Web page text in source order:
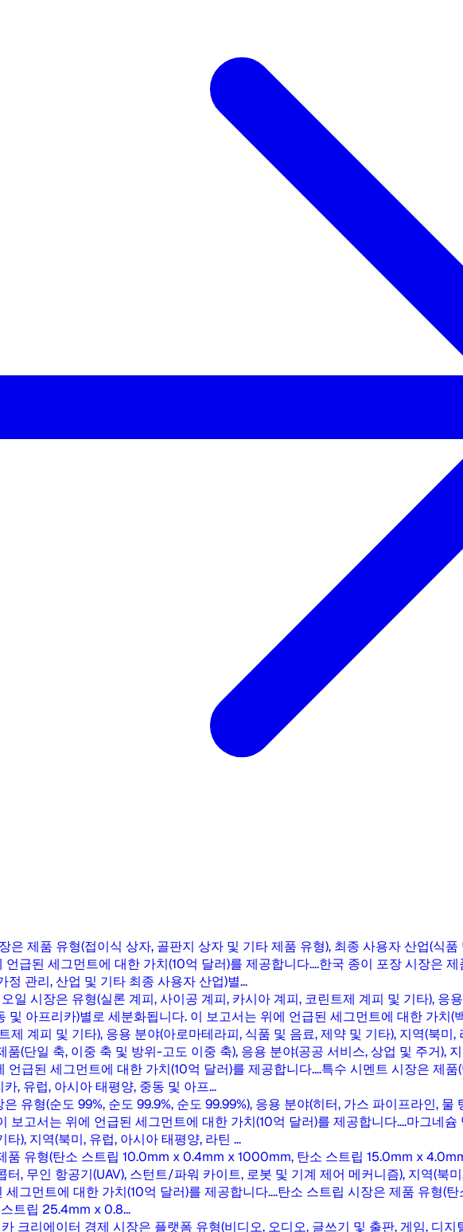
은 제품 유형(접이식 상자, 골판지 상자 및 기타 제품 유형), 최종 사용자 산업(식
급된 세그먼트에 대한 가치(10억 달러)를 제공합니다....한국 종이 포장 시장은
관리, 산업 및 기타 최종 사용자 산업)별...
일 시장은 유형(실론 계피, 사이공 계피, 카시아 계피, 코린트제 계피 및 기타), 응
및 아프리카)별로 세분화됩니다. 이 보고서는 위에 언급된 세그먼트에 대한 가치(
계피 및 기타), 응용 분야(아로마테라피, 식품 및 음료, 제약 및 기타), 지역(북미,
품(단일 축, 이중 축 및 방위-고도 이중 축), 응용 분야(공공 서비스, 상업 및 주거),
급된 세그먼트에 대한 가치(10억 달러)를 제공합니다....특수 시멘트 시장은 제
, 유럽, 아시아 태평양, 중동 및 아프...
유형(순도 99%, 순도 99.9%, 순도 99.99%), 응용 분야(히터, 가스 파이프라인, 물
고서는 위에 언급된 세그먼트에 대한 가치(10억 달러)를 제공합니다....마그네슘
), 지역(북미, 유럽, 아시아 태평양, 라틴 ...
품 유형(탄소 스트립 10.0mm x 0.4mm x 1000mm, 탄소 스트립 15.0mm x
, 무인 항공기(UAV), 스턴트/파워 카이트, 로봇 및 기계 제어 메커니즘), 지역(북
그먼트에 대한 가치(10억 달러)를 제공합니다....탄소 스트립 시장은 제품 유형(
트립 25.4mm x 0.8...
크리에이터 경제 시장은 플랫폼 유형(비디오, 오디오, 글쓰기 및 출판, 게임, 디지